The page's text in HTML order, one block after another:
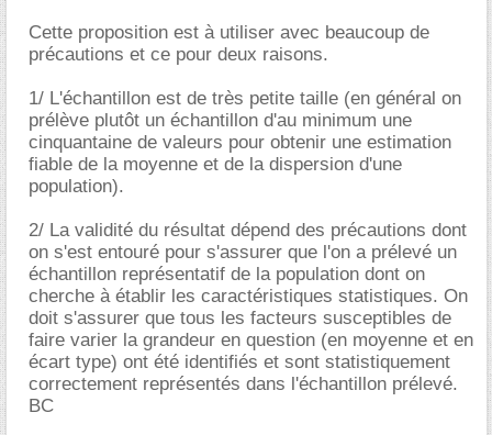
Cette proposition est à utiliser avec beaucoup de
précautions et ce pour deux raisons.
1/ L'échantillon est de très petite taille (en général on
prélève plutôt un échantillon d'au minimum une
cinquantaine de valeurs pour obtenir une estimation
fiable de la moyenne et de la dispersion d'une
population).
2/ La validité du résultat dépend des précautions dont
on s'est entouré pour s'assurer que l'on a prélevé un
échantillon représentatif de la population dont on
cherche à établir les caractéristiques statistiques. On
doit s'assurer que tous les facteurs susceptibles de
faire varier la grandeur en question (en moyenne et en
écart type) ont été identifiés et sont statistiquement
correctement représentés dans l'échantillon prélevé.
BC